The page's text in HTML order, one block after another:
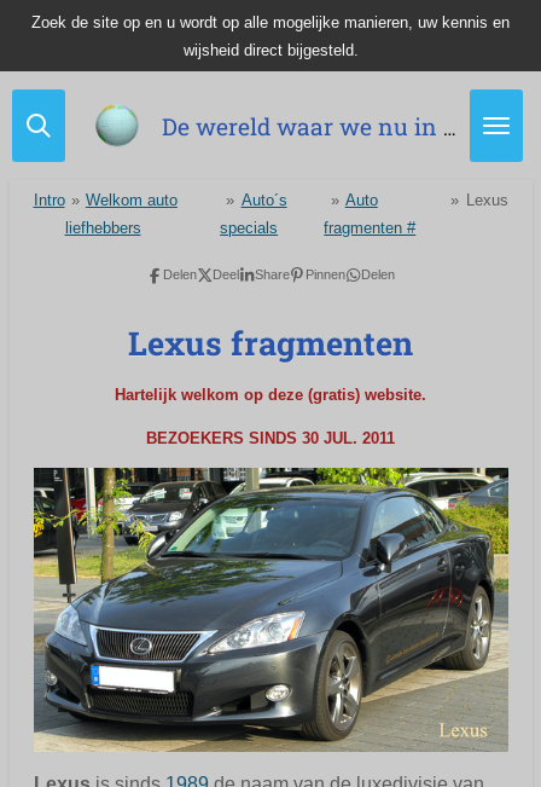
hoofdinhoud
De wereld waar we nu in leven.
Zoek de site op en u wordt op alle mogelijke manieren, uw kennis en
wijsheid direct bijgesteld.
Intro » Welkom auto
liefhebbers
» Auto´s
specials
» Auto
fragmenten #
» Lexus
Delen Deel Share Pinnen Delen
Lexus fragmenten
Hartelijk welkom op deze (gratis) website.
BEZOEKERS SINDS 30 JUL. 2011